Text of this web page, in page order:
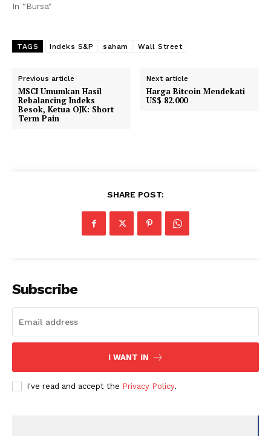
In "Bursa"
TAGS Indeks S&P saham Wall Street
Previous article
MSCI Umumkan Hasil
Rebalancing Indeks
Besok, Ketua OJK: Short
Term Pain
Next article
Harga Bitcoin Mendekati
US$ 82.000
SHARE POST:
Subscribe
I WANT IN
I've read and accept the Privacy Policy.